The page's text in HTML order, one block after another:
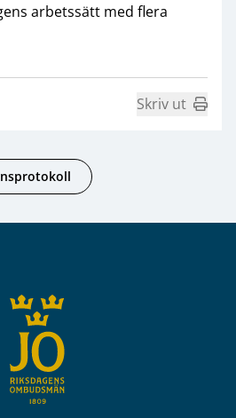
arbetssätt med flera
Skriv ut